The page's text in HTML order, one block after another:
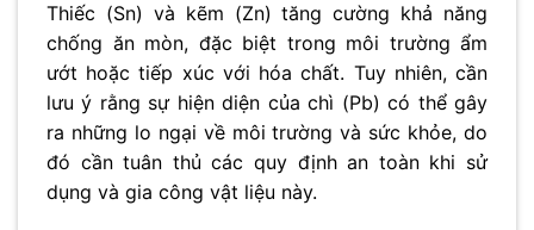
Thiếc (Sn) và kẽm (Zn) tăng cường khả năng
chống ăn mòn, đặc biệt trong môi trường ẩm
ướt hoặc tiếp xúc với hóa chất. Tuy nhiên, cần
lưu ý rằng sự hiện diện của chì (Pb) có thể gây
ra những lo ngại về môi trường và sức khỏe, do
đó cần tuân thủ các quy định an toàn khi sử
dụng và gia công vật liệu này.